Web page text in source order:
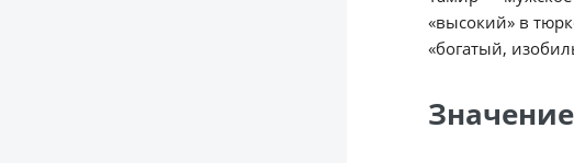
«высокий» в
«богатый,